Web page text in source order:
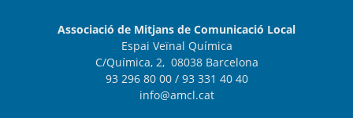
Associació de Mitjans de Comunicació Local
Espai Veïnal Química
C/Química, 2, 08038 Barcelona
93 296 80 00 / 93 331 40 40
info@amcl.cat